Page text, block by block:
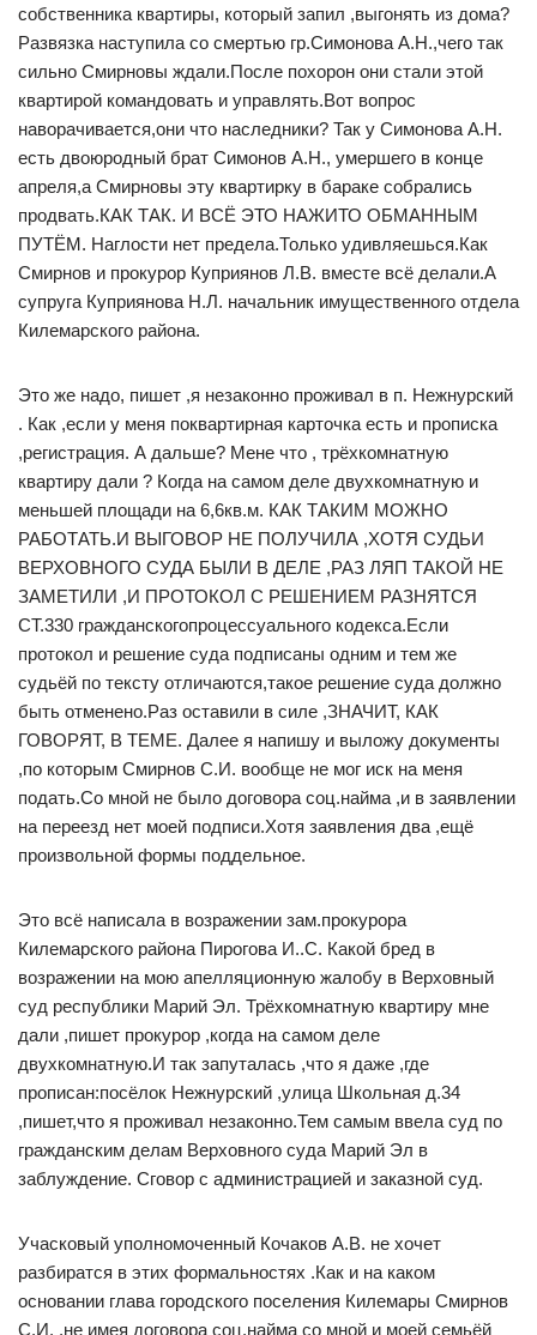
собственника квартиры, который запил ,выгонять из дома?
Развязка наступила со смертью гр.Симонова А.Н.,чего так
сильно Смирновы ждали.После похорон они стали этой
квартирой командовать и управлять.Вот вопрос
наворачивается,они что наследники? Так у Симонова А.Н.
есть двоюродный брат Симонов А.Н., умершего в конце
апреля,а Смирновы эту квартирку в бараке собрались
продвать.КАК ТАК. И ВСЁ ЭТО НАЖИТО ОБМАННЫМ
ПУТЁМ. Наглости нет предела.Только удивляешься.Как
Смирнов и прокурор Куприянов Л.В. вместе всё делали.А
супруга Куприянова Н.Л. начальник имущественного отдела
Килемарского района.
Это же надо, пишет ,я незаконно проживал в п. Нежнурский
. Как ,если у меня поквартирная карточка есть и прописка
,регистрация. А дальше? Мене что , трёхкомнатную
квартиру дали ? Когда на самом деле двухкомнатную и
меньшей площади на 6,6кв.м. КАК ТАКИМ МОЖНО
РАБОТАТЬ.И ВЫГОВОР НЕ ПОЛУЧИЛА ,ХОТЯ СУДЬИ
ВЕРХОВНОГО СУДА БЫЛИ В ДЕЛЕ ,РАЗ ЛЯП ТАКОЙ НЕ
ЗАМЕТИЛИ ,И ПРОТОКОЛ С РЕШЕНИЕМ РАЗНЯТСЯ
СТ.330 гражданскогопроцессуального кодекса.Если
протокол и решение суда подписаны одним и тем же
судьёй по тексту отличаются,такое решение суда должно
быть отменено.Раз оставили в силе ,ЗНАЧИТ, КАК
ГОВОРЯТ, В ТЕМЕ. Далее я напишу и выложу документы
,по которым Смирнов С.И. вообще не мог иск на меня
подать.Со мной не было договора соц.найма ,и в заявлении
на переезд нет моей подписи.Хотя заявления два ,ещё
произвольной формы поддельное.
Это всё написала в возражении зам.прокурора
Килемарского района Пирогова И..С. Какой бред в
возражении на мою апелляционную жалобу в Верховный
суд республики Марий Эл. Трёхкомнатную квартиру мне
дали ,пишет прокурор ,когда на самом деле
двухкомнатную.И так запуталась ,что я даже ,где
прописан:посёлок Нежнурский ,улица Школьная д.34
,пишет,что я проживал незаконно.Тем самым ввела суд по
гражданским делам Верховного суда Марий Эл в
заблуждение. Сговор с администрацией и заказной суд.
Учасковый уполномоченный Кочаков А.В. не хочет
разбиратся в этих формальностях .Как и на каком
основании глава городского поселения Килемары Смирнов
С.И. ,не имея договора соц.найма со мной и моей семьёй